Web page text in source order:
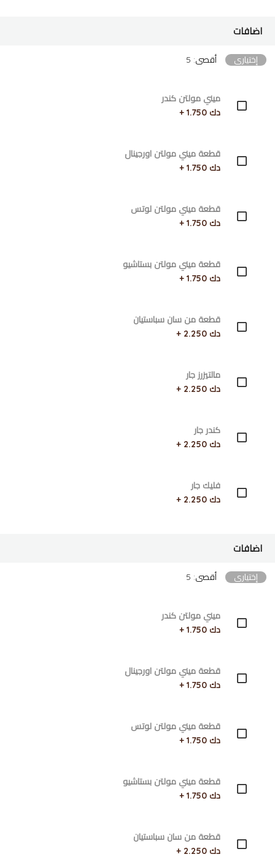
اضافات
إختياري أقصى: 5
ميني مولتن كندر
دك 1.750 +
قطعة ميني مولتن اورجينال
دك 1.750 +
قطعة ميني مولتن لوتس
دك 1.750 +
قطعة ميني مولتن بستاشيو
دك 1.750 +
قطعة من سان سباستيان
دك 2.250 +
مالتيزرز جار
دك 2.250 +
كندر جار
دك 2.250 +
فليك جار
دك 2.250 +
اضافات
إختياري أقصى: 5
ميني مولتن كندر
دك 1.750 +
قطعة ميني مولتن اورجينال
دك 1.750 +
قطعة ميني مولتن لوتس
دك 1.750 +
قطعة ميني مولتن بستاشيو
دك 1.750 +
قطعة من سان سباستيان
دك 2.250 +